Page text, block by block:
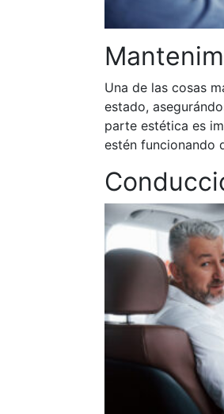
Una de las cosas
estado,
parte estética es
estén funcionando